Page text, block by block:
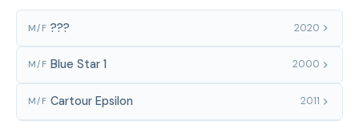
M/F ??? 2020
M/F Blue Star 1 2000
M/F Cartour Epsilon 2011